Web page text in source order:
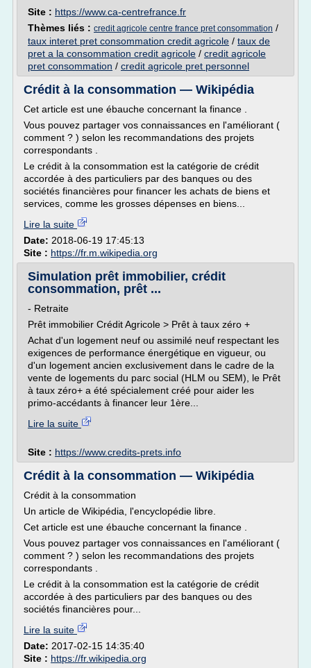
Site : https://www.ca-centrefrance.fr
Thèmes liés : credit agricole centre france pret consommation /
taux interet pret consommation credit agricole / taux de
pret a la consommation credit agricole / credit agricole
pret consommation / credit agricole pret personnel
Crédit à la consommation — Wikipédia
Cet article est une ébauche concernant la finance .
Vous pouvez partager vos connaissances en l'améliorant (
comment ? ) selon les recommandations des projets
correspondants .
Le crédit à la consommation est la catégorie de crédit
accordée à des particuliers par des banques ou des
sociétés financières pour financer les achats de biens et
services, comme les grosses dépenses en biens...
Lire la suite
Date: 2018-06-19 17:45:13
Site : https://fr.m.wikipedia.org
Simulation prêt immobilier, crédit
consommation, prêt ...
- Retraite
Prêt immobilier Crédit Agricole > Prêt à taux zéro +
Achat d'un logement neuf ou assimilé neuf respectant les
exigences de performance énergétique en vigueur, ou
d'un logement ancien exclusivement dans le cadre de la
vente de logements du parc social (HLM ou SEM), le Prêt
à taux zéro+ a été spécialement créé pour aider les
primo-accédants à financer leur 1ère...
Lire la suite
Site : https://www.credits-prets.info
Crédit à la consommation — Wikipédia
Crédit à la consommation
Un article de Wikipédia, l'encyclopédie libre.
Cet article est une ébauche concernant la finance .
Vous pouvez partager vos connaissances en l'améliorant (
comment ? ) selon les recommandations des projets
correspondants .
Le crédit à la consommation est la catégorie de crédit
accordée à des particuliers par des banques ou des
sociétés financières pour...
Lire la suite
Date: 2017-02-15 14:35:40
Site : https://fr.wikipedia.org